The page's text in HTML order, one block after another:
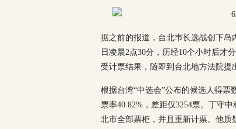
据之前的报道，台北巿长选战创下
日凌晨2点30分，历经10个小时后才
受计票结果，随即到台北地方法院提
根据台湾“中选会”公布的候选人得票
票率40.82%，差距仅3254票。丁守
北市全部票柜，并且重新计票。他质